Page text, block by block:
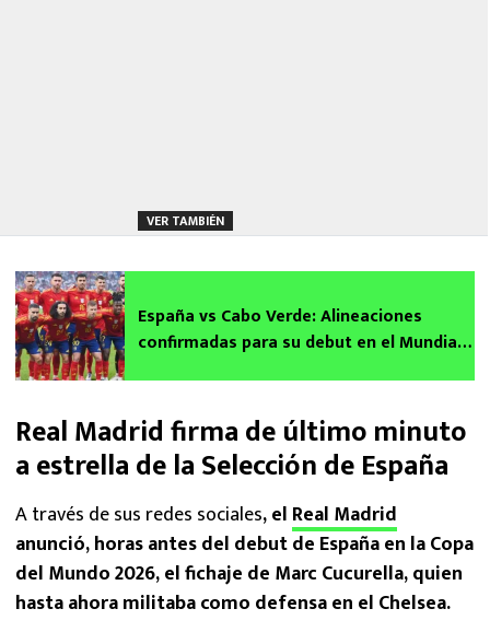
VER TAMBIÉN
España vs Cabo Verde: Alineaciones
confirmadas para su debut en el Mundial
Real Madrid firma de último minuto
a estrella de la Selección de España
A través de sus redes sociales, el Real Madrid
anunció, horas antes del debut de España en la Copa
del Mundo 2026, el fichaje de Marc Cucurella, quien
hasta ahora militaba como defensa en el Chelsea.